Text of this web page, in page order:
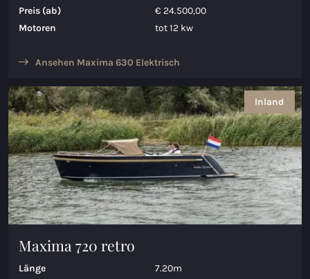
Preis (ab)
€ 24.500,00
Motoren
tot 12 kw
Ansehen Maxima 630 Elektrisch
Maxima 720 retro
Länge
7.20m
Inland